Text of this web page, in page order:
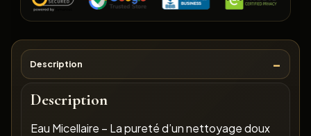
Description
Description
Eau Micellaire – La pureté d’un nettoyage doux